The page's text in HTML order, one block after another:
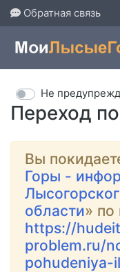
Обратная связь
Переход
Не
Вы
Горы -
области» по
https://
problem.ru/
pohudeniya-